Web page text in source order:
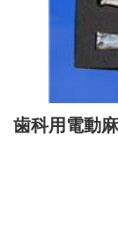
歯科用電動